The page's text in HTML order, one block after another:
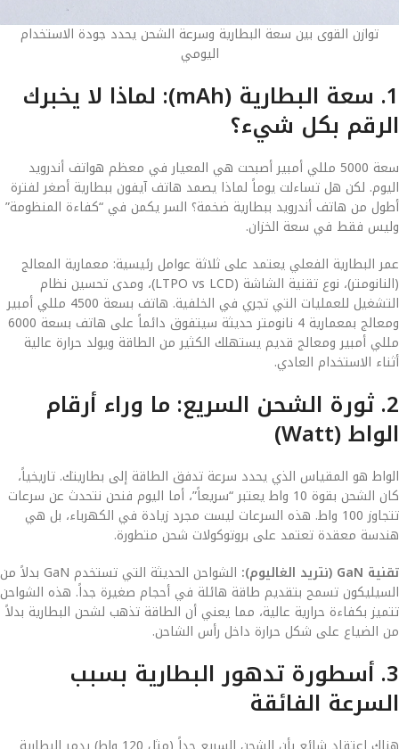
توازن القوى بين سعة البطارية وسرعة الشحن يحدد جودة الاستخدام
اليومي
1. سعة البطارية (mAh): لماذا لا يخبرك
الرقم بكل شيء؟
سعة 5000 مللي أمبير أصبحت هي المعيار في معظم هواتف أندرويد
اليوم. لكن هل تساءلت يوماً لماذا يصمد هاتف آيفون ببطارية أصغر لفترة
أطول من هاتف أندرويد ببطارية ضخمة؟ السر يكمن في “كفاءة المنظومة”
وليس فقط في سعة الخزان.
عمر البطارية الفعلي يعتمد على ثلاثة عوامل رئيسية: معمارية المعالج
(النانومتر)، نوع تقنية الشاشة (LTPO vs LCD)، ومدى تحسين نظام
التشغيل للعمليات التي تجري في الخلفية. هاتف بسعة 4500 مللي أمبير
ومعالج بمعمارية 4 نانومتر حديثة سيتفوق دائماً على هاتف بسعة 6000
مللي أمبير ومعالج قديم يستهلك الكثير من الطاقة ويولد حرارة عالية
أثناء الاستخدام العادي.
2. ثورة الشحن السريع: ما وراء أرقام
الواط (Watt)
الواط هو المقياس الذي يحدد سرعة تدفق الطاقة إلى بطاريتك. تاريخياً،
كان الشحن بقوة 10 واط يعتبر “سريعاً”، أما اليوم فنحن نتحدث عن سرعات
تتجاوز 100 واط. هذه السرعات ليست مجرد زيادة في الكهرباء، بل هي
هندسة معقدة تعتمد على بروتوكولات شحن متطورة.
تقنية GaN (نتريد الغاليوم):
الشواحن الحديثة التي تستخدم GaN بدلاً من
السيليكون تسمح بتقديم طاقة هائلة في أحجام صغيرة جداً. هذه الشواحن
تتميز بكفاءة حرارية عالية، مما يعني أن الطاقة تذهب لشحن البطارية بدلاً
من الضياع على شكل حرارة داخل رأس الشاحن.
3. أسطورة تدهور البطارية بسبب
السرعة الفائقة